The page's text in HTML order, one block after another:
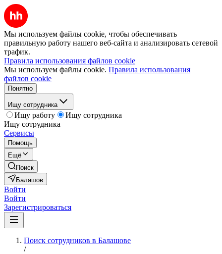
Мы используем файлы cookie, чтобы обеспечивать
правильную работу нашего веб-сайта и анализировать сетевой
трафик.
Правила использования файлов cookie
Мы используем файлы cookie. Правила использования
файлов cookie
Понятно
Ищу сотрудника
Ищу работу
Ищу сотрудника
Ищу сотрудника
Сервисы
Помощь
Ещё
Поиск
Балашов
Войти
Войти
Зарегистрироваться
Поиск сотрудников в Балашове
/